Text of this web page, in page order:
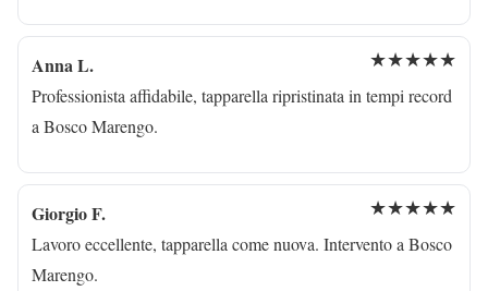
Anna L. ★★★★★
Professionista affidabile, tapparella ripristinata in tempi record
a Bosco Marengo.
Giorgio F. ★★★★★
Lavoro eccellente, tapparella come nuova. Intervento a Bosco
Marengo.